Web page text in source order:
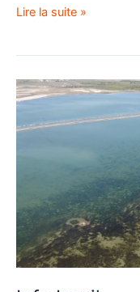
Lire la suite »
Info
Ingril